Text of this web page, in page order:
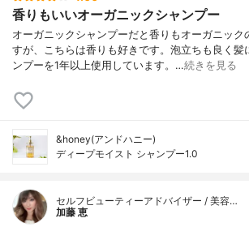
香りもいいオーガニックシャンプー
オーガニックシャンプーだと香りもオーガニック
すが、こちらは香りも好きです。泡立ちも良く髪
ンプーを1年以上使用しています。…続きを見る
&honey(アンドハニー)
ディープモイスト シャンプー1.0
セルフビューティーアドバイザー / 美容…
加藤 恵